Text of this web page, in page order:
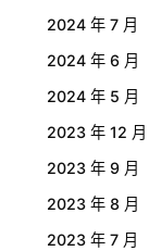
2024 年 7 月
2024 年 6 月
2024 年 5 月
2023 年 12 月
2023 年 9 月
2023 年 8 月
2023 年 7 月